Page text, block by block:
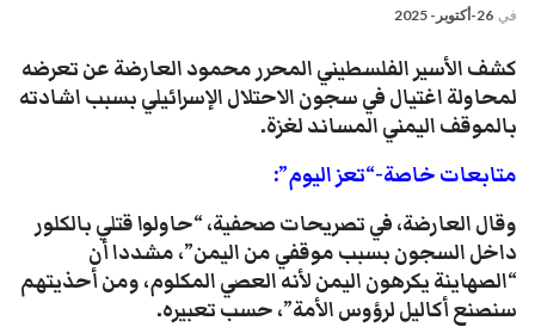
في 26-أكتوبر- 2025
كشف الأسير الفلسطيني المحرر محمود العارضة عن تعرضه
لمحاولة اغتيال في سجون الاحتلال الإسرائيلي بسبب اشادته
بالموقف اليمني المساند لغزة.
متابعات خاصة-“تعز اليوم”:
وقال العارضة، في تصريحات صحفية، “حاولوا قتلي بالكلور
داخل السجون بسبب موقفي من اليمن”، مشددا أن
“الصهاينة يكرهون اليمن لأنه العصي المكلوم، ومن أحذيتهم
سنصنع أكاليل لرؤوس الأمة”، حسب تعبيره.